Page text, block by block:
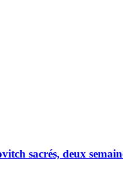
sacrés, deux